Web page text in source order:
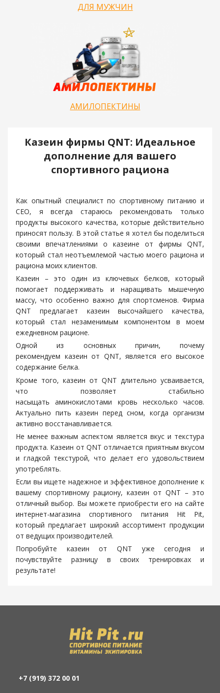
ДЛЯ МУЖЧИН
АМИЛОПЕКТИНЫ
Казеин фирмы QNT: Идеальное
дополнение для вашего
спортивного рациона
Как опытный специалист по спортивному питанию и
CEO, я всегда стараюсь рекомендовать только
продукты высокого качества, которые действительно
приносят пользу. В этой статье я хотел бы поделиться
своими впечатлениями о казеине от фирмы QNT,
который стал неотъемлемой частью моего рациона и
рациона моих клиентов.
Казеин – это один из ключевых белков, который
помогает поддерживать и наращивать мышечную
массу, что особенно важно для спортсменов. Фирма
QNT предлагает казеин высочайшего качества,
который стал незаменимым компонентом в моем
ежедневном рационе.
Одной из основных причин, почему
рекомендуем казеин от QNT, является его высокое
содержание белка.
Кроме того, казеин от QNT длительно усваивается,
что позволяет стабильно
насыщать аминокислотами кровь несколько часов.
Актуально пить казеин перед сном, когда организм
активно восстанавливается.
Не менее важным аспектом является вкус и текстура
продукта. Казеин от QNT отличается приятным вкусом
и гладкой текстурой, что делает его удовольствием
употреблять.
Если вы ищете надежное и эффективное дополнение к
вашему спортивному рациону, казеин от QNT – это
отличный выбор. Вы можете приобрести его на сайте
интернет-магазина спортивного питания Hit Pit,
который предлагает широкий ассортимент продукции
от ведущих производителей.
Попробуйте казеин от QNT уже сегодня и
почувствуйте разницу в своих тренировках и
результате!
+7 (919) 372 00 01